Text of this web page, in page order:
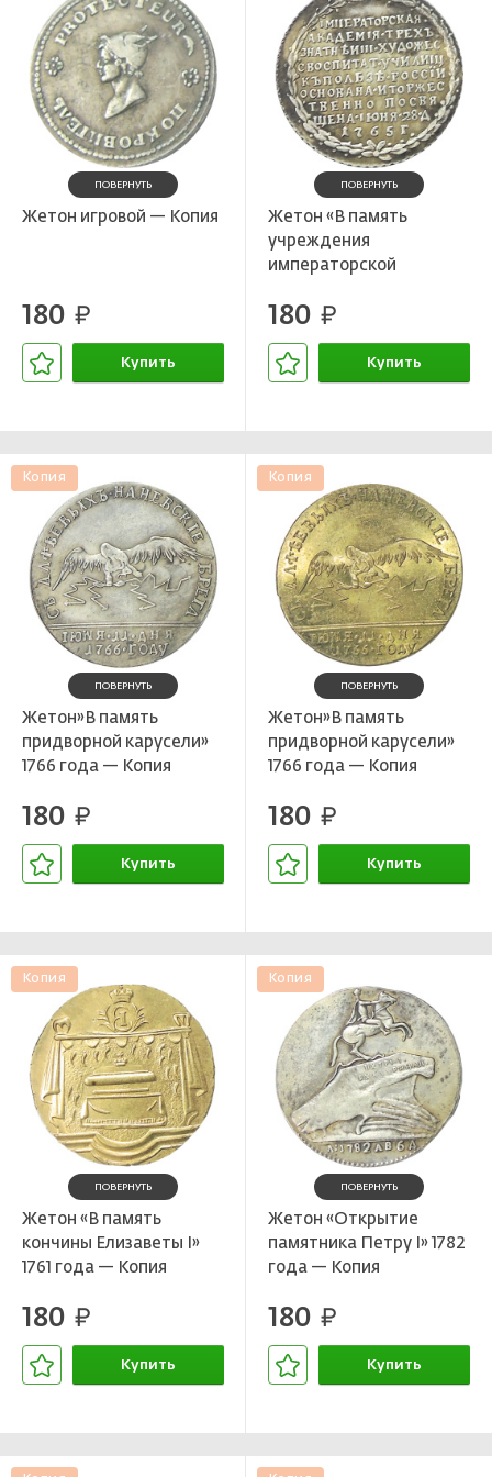
ПОВЕРНУТЬ
Жетон игровой — Копия
180 руб.
Купить
ПОВЕРНУТЬ
Жетон «В память
учреждения
императорской
Петербурге» 1765 года
180 руб.
Купить
Копия
ПОВЕРНУТЬ
Жетон»В память
придворной карусели»
1766 года — Копия
180 руб.
Купить
Копия
ПОВЕРНУТЬ
Жетон»В память
придворной карусели»
1766 года — Копия
180 руб.
Купить
Копия
ПОВЕРНУТЬ
Жетон «В память
кончины Елизаветы I»
1761 года — Копия
180 руб.
Купить
Копия
ПОВЕРНУТЬ
Жетон «Открытие
памятника Петру I» 1782
года — Копия
180 руб.
Купить